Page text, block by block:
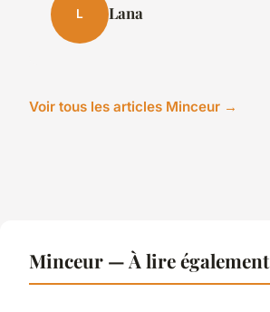
L Lana
Voir tous les articles Minceur →
Minceur — À lire également